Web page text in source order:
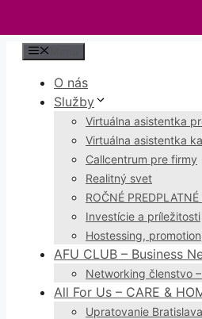
Preskočiť
obsah
O nás
Služby
Virtuálna asistentka
Virtuálna asistentka
Callcentrum pre firmy
Realitný svet
ROČNÉ
Investície a príležitosti
Hostessing,
AFU CLUB – Business
Networking členstvo
All For Us – CARE &
Upratovanie Bratislava